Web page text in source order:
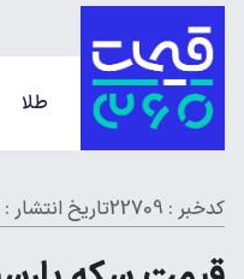
طلا
کدخبر : 22709 تاریخ انتشار :